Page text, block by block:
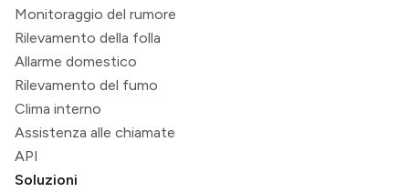
Monitoraggio del rumore
Rilevamento della folla
Allarme domestico
Rilevamento del fumo
Clima interno
Assistenza alle chiamate
API
Soluzioni